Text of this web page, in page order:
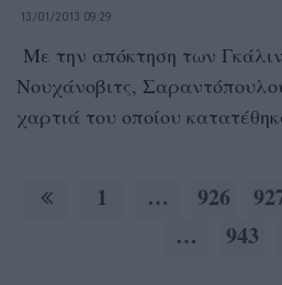
13/01/2013 09:29
Με την απόκτηση των
Νουχάνοβιτς,
χαρτιά του οποίου
1 … 926
…
943